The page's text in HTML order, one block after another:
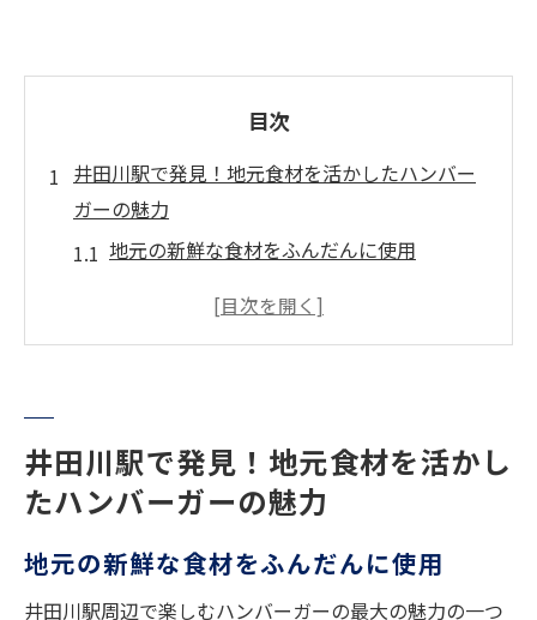
目次
井田川駅で発見！地元食材を活かしたハンバー
ガーの魅力
地元の新鮮な食材をふんだんに使用
井田川駅周辺で採れる特産品の活用
井田川駅ならではのオリジナルソース
絶品ハンバーガーの秘密：井田川駅で味わう地
なぜ井田川駅のハンバーガーが美味しいの
か
井田川駅で発見！地元食材を活かし
たハンバーガーの魅力
地元の新鮮な食材をふんだんに使用
井田川駅周辺で楽しむハンバーガーの最大の魅力の一つ